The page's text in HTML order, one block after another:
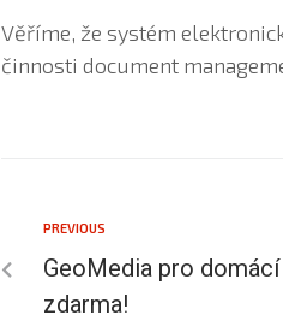
Věříme, že systém
činnosti document
PREVIOUS
GeoMedia pro
zdarma!